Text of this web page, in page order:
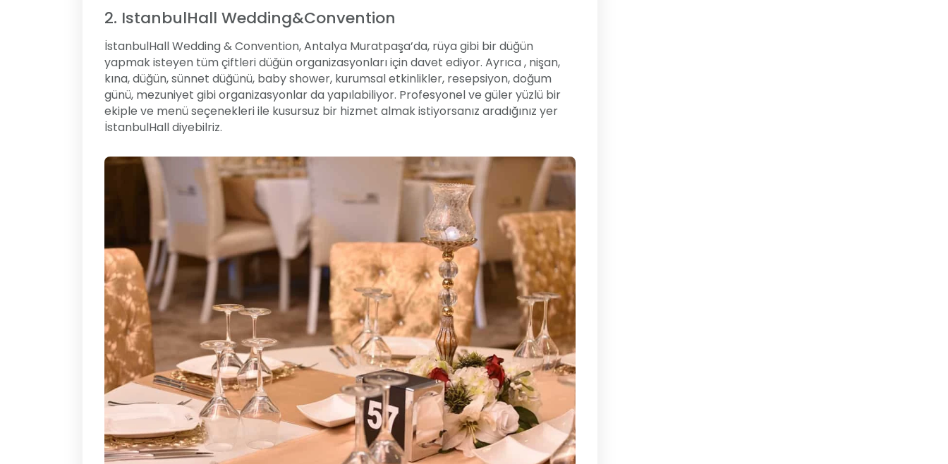
2. IstanbulHall Wedding&Convention
İstanbulHall Wedding & Convention, Antalya Muratpaşa’da, rüya gibi bir düğün
yapmak isteyen tüm çiftleri düğün organizasyonları için davet ediyor. Ayrıca , nişan,
kına, düğün, sünnet düğünü, baby shower, kurumsal etkinlikler, resepsiyon, doğum
günü, mezuniyet gibi organizasyonlar da yapılabiliyor. Profesyonel ve güler yüzlü bir
ekiple ve menü seçenekleri ile kusursuz bir hizmet almak istiyorsanız aradığınız yer
İstanbulHall diyebilriz.